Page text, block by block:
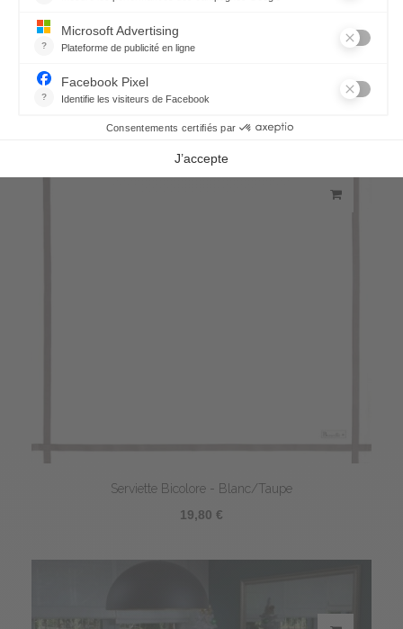
Serviette Bicolore - Blanc/Nuit
Serviette Bicolore - Blanc/Taupe
19,80 €